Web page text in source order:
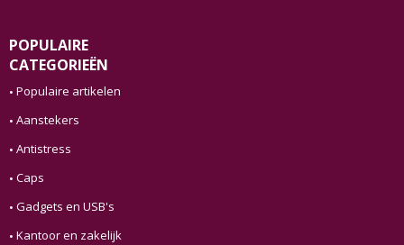
POPULAIRE
CATEGORIEËN
Populaire artikelen
Aanstekers
Antistress
Caps
Gadgets en USB's
Kantoor en zakelijk